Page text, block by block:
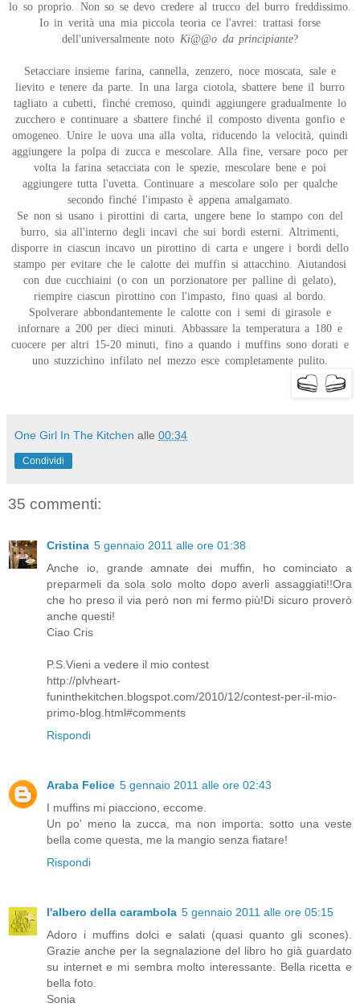
lo so proprio. Non so se devo credere al trucco del burro freddissimo.
Io in verità una mia piccola teoria ce l'avrei: trattasi forse
dell'universalmente noto Ki@@o da principiante?
Setacciare insieme farina, cannella, zenzero, noce moscata, sale e
lievito e tenere da parte. In una larga ciotola, sbattere bene il burro
tagliato a cubetti, finché cremoso, quindi aggiungere gradualmente lo
zucchero e continuare a sbattere finché il composto diventa gonfio e
omogeneo. Unire le uova una alla volta, riducendo la velocità, quindi
aggiungere la polpa di zucca e mescolare. Alla fine, versare poco per
volta la farina setacciata con le spezie, mescolare bene e poi
aggiungere tutta l'uvetta. Continuare a mescolare solo per qualche
secondo finché l'impasto è appena amalgamato.
Se non si usano i pirottini di carta, ungere bene lo stampo con del
burro, sia all'interno degli incavi che sui bordi esterni. Altrimenti,
disporre in ciascun incavo un pirottino di carta e ungere i bordi dello
stampo per evitare che le calotte dei muffin si attacchino. Aiutandosi
con due cucchiaini (o con un porzionatore per palline di gelato),
riempire ciascun pirottino con l'impasto, fino quasi al bordo.
Spolverare abbondantemente le calotte con i semi di girasole e
infornare a 200 per dieci minuti. Abbassare la temperatura a 180 e
cuocere per altri 15-20 minuti, fino a quando i muffins sono dorati e
uno stuzzichino infilato nel mezzo esce completamente pulito.
One Girl In The Kitchen alle 00:34
Condividi
35 commenti:
Cristina 5 gennaio 2011 alle ore 01:38
Anche io, grande amnate dei muffin, ho cominciato a
preparmeli da sola solo molto dopo averli assaggiati!!Ora
che ho preso il via però non mi fermo più!Di sicuro proverò
anche questi!
Ciao Cris
P.S.Vieni a vedere il mio contest
http://plvheart-
funinthekitchen.blogspot.com/2010/12/contest-per-il-mio-
primo-blog.html#comments
Rispondi
Araba Felice 5 gennaio 2011 alle ore 02:43
I muffins mi piacciono, eccome.
Un po' meno la zucca, ma non importa: sotto una veste
bella come questa, me la mangio senza fiatare!
Rispondi
l'albero della carambola 5 gennaio 2011 alle ore 05:15
Adoro i muffins dolci e salati (quasi quanto gli scones).
Grazie anche per la segnalazione del libro ho già guardato
su internet e mi sembra molto interessante. Bella ricetta e
bella foto.
Sonia